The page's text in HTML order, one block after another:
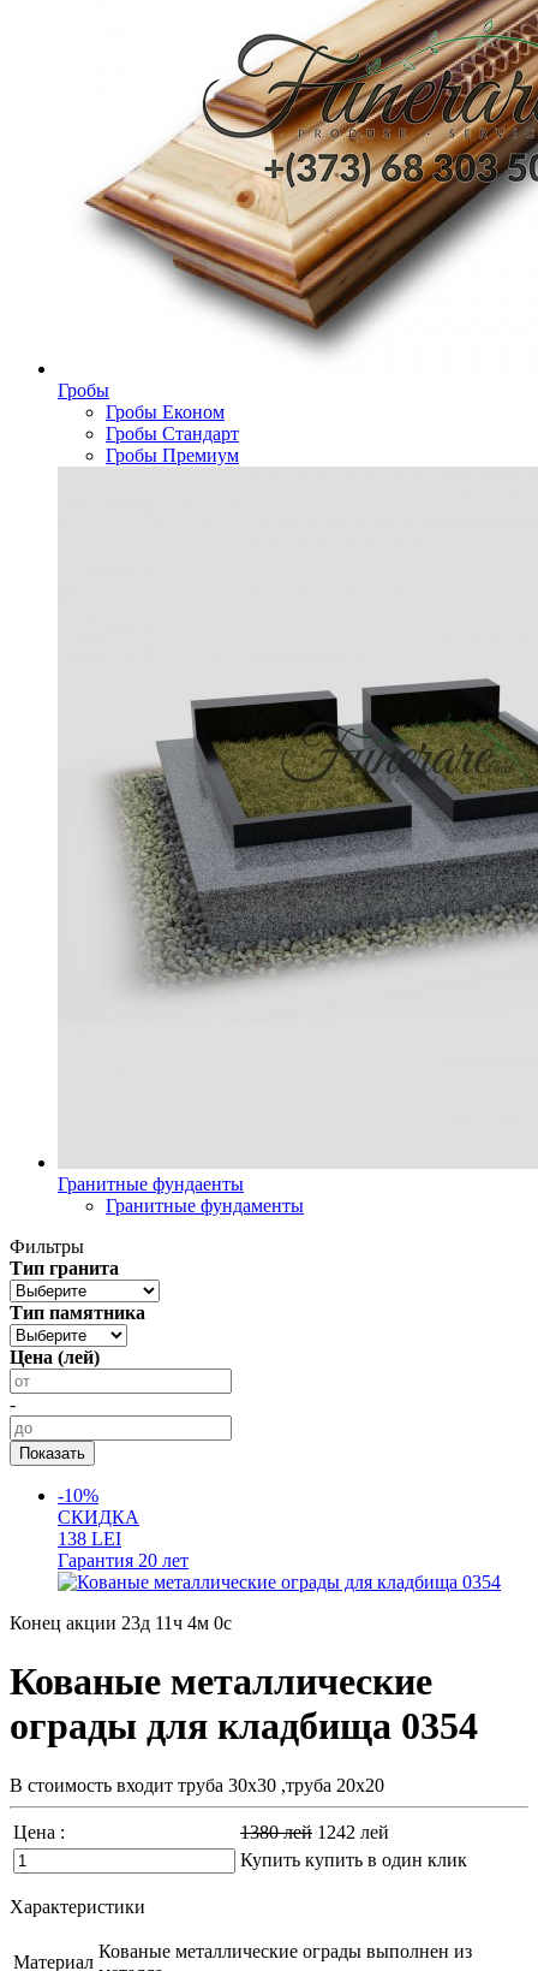
Гробы
Гробы Економ
Гробы Стандарт
Гробы Премиум
Гранитные фундаенты
Гранитные фундаменты
Фильтры
Тип гранита
Тип памятника
Цена (лей)
-
-10%
СКИДКА
138 LEI
Гарантия 20 лет
Конец акции 23д 11ч 3м 59с
Кованые металлические
ограды для кладбища 0354
В стоимость входит труба 30х30 ,труба 20х20
Цена : 1380лей 1242 лей
Купить купить в один клик
Характеристики
Материал
Кованые металлические ограды выполнен из